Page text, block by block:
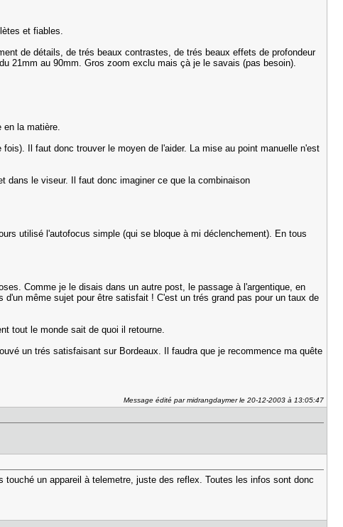
et fiables.
de détails, de trés beaux contrastes, de trés beaux effets de profondeur
21mm au 90mm. Gros zoom exclu mais çà je le savais (pas besoin).
en la matière.
Il faut donc trouver le moyen de l'aider. La mise au point manuelle n'est
dans le viseur. Il faut donc imaginer ce que la combinaison
utilisé l'autofocus simple (qui se bloque à mi déclenchement). En tous
Comme je le disais dans un autre post, le passage à l'argentique, en
même sujet pour être satisfait ! C'est un trés grand pas pour un taux de
tout le monde sait de quoi il retourne.
un trés satisfaisant sur Bordeaux. Il faudra que je recommence ma quête
Message édité par midrangdaymer le 20-12-2003 à 13:05:47
un appareil à telemetre, juste des reflex. Toutes les infos sont donc